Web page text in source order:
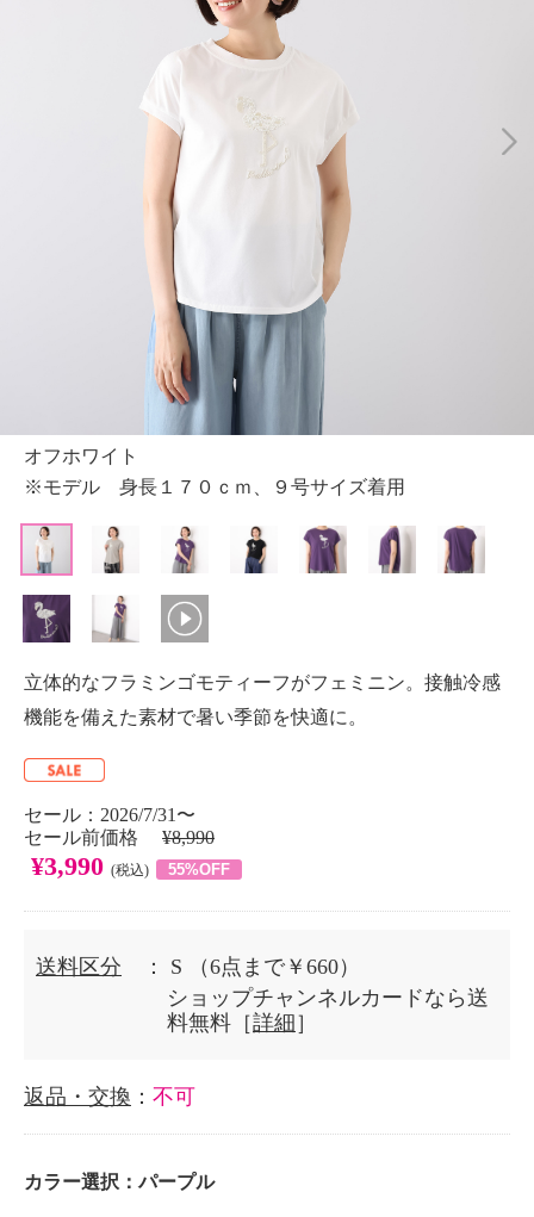
オフホワイト
※モデル 身長１７０ｃｍ、９号サイズ着用
立体的なフラミンゴモティーフがフェミニン。接触冷感
機能を備えた素材で暑い季節を快適に。
セール：2026/7/31〜
セール前価格 ¥8,990
¥3,990 (税込) 55%OFF
送料区分 ： S
（6点まで￥660）
ショップチャンネルカードなら送
料無料［詳細 ］
返品・交換 ： 不可
カラー選択：パープル